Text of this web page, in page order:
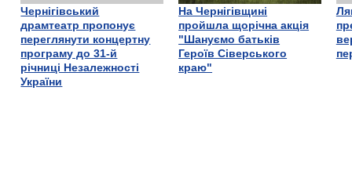
Чернігівський
драмтеатр пропонує
переглянути концертну
програму до 31-й
річниці Незалежності
України
На Чернігівщині
пройшла щорічна акція
"Шануємо батьків
Героїв Сіверського
краю"